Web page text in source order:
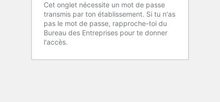
Cet onglet nécessite un mot de passe
transmis par ton établissement. Si tu n'as
pas le mot de passe, rapproche-toi du
Bureau des Entreprises pour te donner
l'accès.